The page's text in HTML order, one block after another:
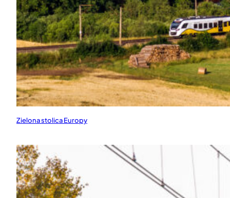
Zielona stolica Europy